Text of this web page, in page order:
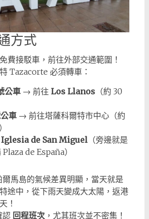
方式
費接駁車，前往外部交通範圍！
Tazacorte 必須轉車：
公車→ 前往 Los Llanos（約 30
車→ 前往塔薩科爾特市中心（約
Iglesia de San Miguel（旁邊就是
de España）
馬島的氣候差異明顯，當天就是
途中，從下雨天變成大太陽，返港
！
認 回程班次 ，尤其班次並不密集！